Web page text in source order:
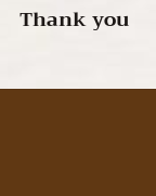
Thank you